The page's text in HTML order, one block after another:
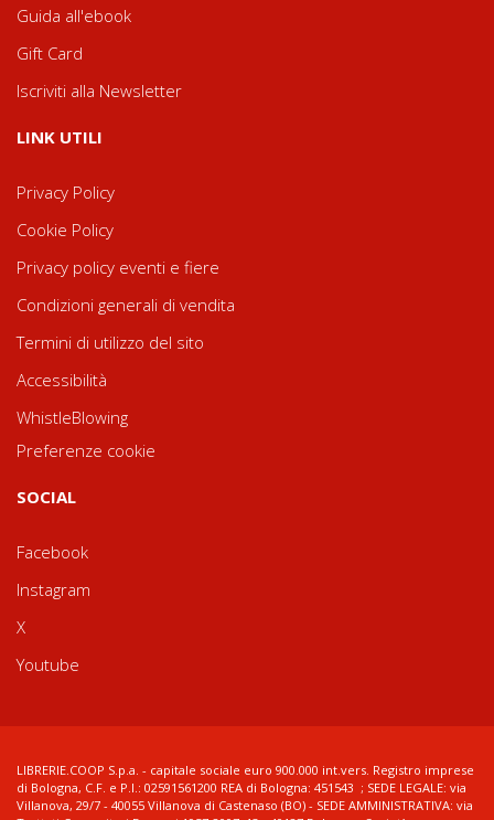
Guida all'ebook
Gift Card
Iscriviti alla Newsletter
LINK UTILI
Privacy Policy
Cookie Policy
Privacy policy eventi e fiere
Condizioni generali di vendita
Termini di utilizzo del sito
Accessibilità
WhistleBlowing
Preferenze cookie
SOCIAL
Facebook
Instagram
X
Youtube
LIBRERIE.COOP S.p.a. - capitale sociale euro 900.000 int.vers. Registro imprese
di Bologna, C.F. e P.I.: 02591561200 REA di Bologna: 451543 ; SEDE LEGALE: via
Villanova, 29/7 - 40055 Villanova di Castenaso (BO) - SEDE AMMINISTRATIVA: via